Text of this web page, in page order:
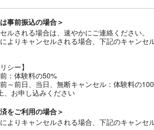
事前振込の場合＞
ルされる場合は、速やかにご連絡ください。
よりキャンセルされる場合、下記のキャンセ
シー】
：体験料の50%
～前日、当日、無断キャンセル：体験料の
、お申し込みください
をご利用の場合＞
よりキャンセルされる場合、下記のキャンセ